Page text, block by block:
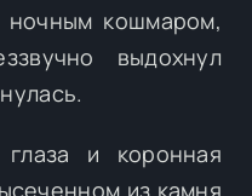
кошмаром,
выдохнул
и коронная
из камня